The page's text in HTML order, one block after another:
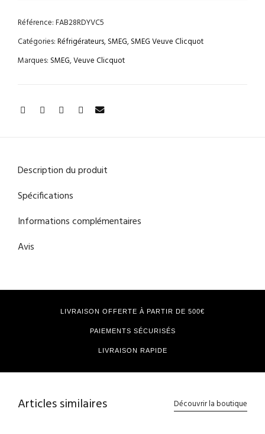
Référence:FAB28RDYVC5
Catégories:Réfrigérateurs,SMEG,SMEG Veuve Clicquot
Marques: SMEG,Veuve Clicquot
Description du produit
Spécifications
Informations complémentaires
Avis
LIVRAISON OFFERTE À PARTIR DE 500€
PAIEMENTS SÉCURISÉS
LIVRAISON RAPIDE
Articles similaires Découvrir la boutique